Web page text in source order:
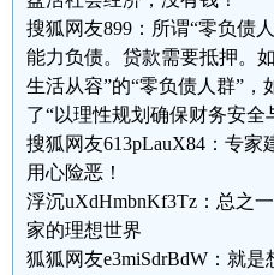
搜狐网友899：所谓“零负债
能力负债。贷款需要抵押。
生活从容”的“零负债人群”
了“以理性规划确保财务安全
搜狐网友613pLauX84：专
用心险恶！
浮沉uXdHmbnKf3Tz：总之
家的理想世界
狐狐网友e3miSdrBdW：就